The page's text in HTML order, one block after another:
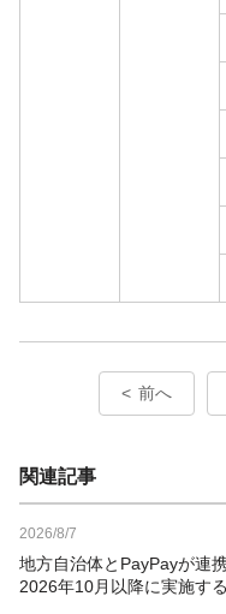
前へ
関連記事
2026/8/7
地方自治体とPayPayが連
2026年10月以降に実施す